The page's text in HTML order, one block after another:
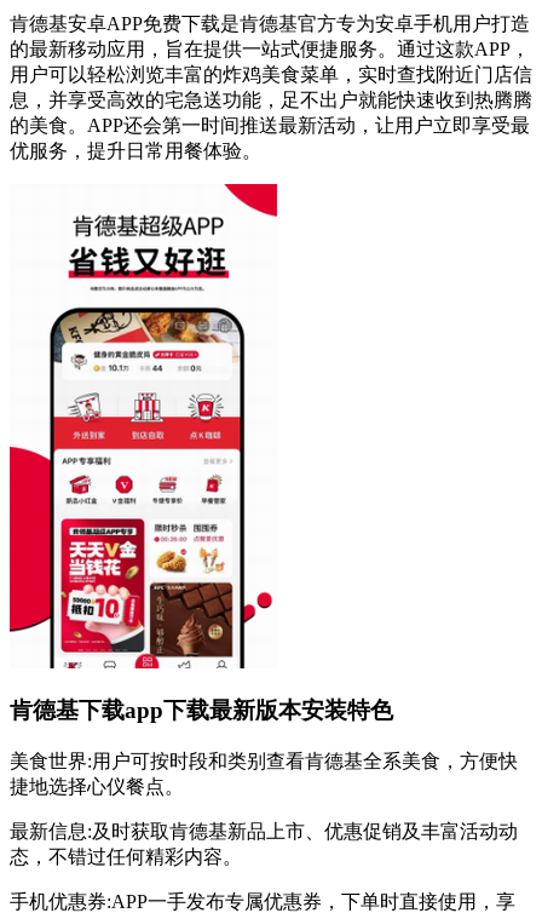
肯德基安卓APP免费下载是肯德基官方专为安卓手机用户打造
的最新移动应用，旨在提供一站式便捷服务。通过这款APP，
用户可以轻松浏览丰富的炸鸡美食菜单，实时查找附近门店信
息，并享受高效的宅急送功能，足不出户就能快速收到热腾腾
的美食。APP还会第一时间推送最新活动，让用户立即享受最
优服务，提升日常用餐体验。
肯德基下载app下载最新版本安装特色
美食世界:用户可按时段和类别查看肯德基全系美食，方便快
捷地选择心仪餐点。
最新信息:及时获取肯德基新品上市、优惠促销及丰富活动动
态，不错过任何精彩内容。
手机优惠券:APP一手发布专属优惠券，下单时直接使用，享